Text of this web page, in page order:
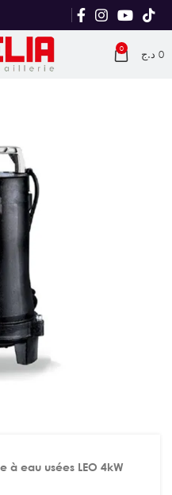
0 0 د.ج
à eau usées LEO 4kW